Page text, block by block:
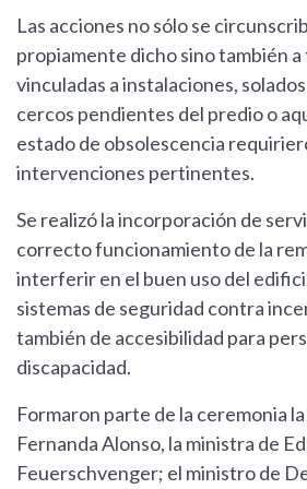
Las acciones no sólo se
propiamente dicho sino también a
vinculadas a instalaciones,
cercos pendientes del predio o
estado de obsolescencia
intervenciones pertinentes.
Se realizó la incorporación de
correcto funcionamiento de la
interferir en el buen uso del
sistemas de seguridad contra
también de accesibilidad para
discapacidad.
Formaron parte de la ceremonia
Fernanda Alonso, la ministra de
Feuerschvenger; el ministro de